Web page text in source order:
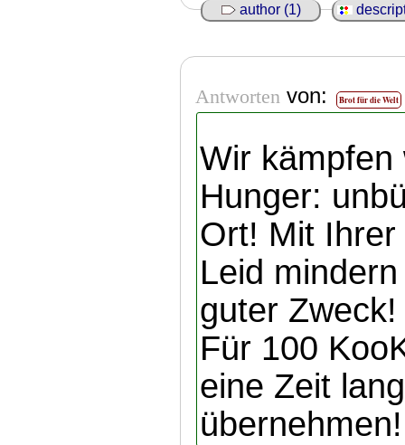
author (1)
Antworten von: Brot für die Welt
Wir kämpfen
Hunger:
Ort! Mit
Leid
guter Zweck!
Für 100
eine Zeit
übernehmen!